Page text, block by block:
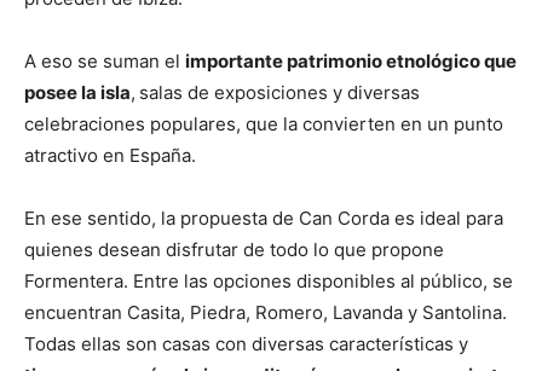
A eso se suman el importante patrimonio etnológico que
posee la isla, salas de exposiciones y diversas
celebraciones populares, que la convierten en un punto
atractivo en España.
En ese sentido, la propuesta de Can Corda es ideal para
quienes desean disfrutar de todo lo que propone
Formentera. Entre las opciones disponibles al público, se
encuentran Casita, Piedra, Romero, Lavanda y Santolina.
Todas ellas son casas con diversas características y